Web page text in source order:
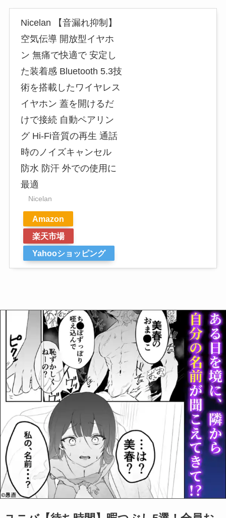
Nicelan 【音漏れ抑制】
空気伝導 開放型イヤホ
ン 無痛で快適で 安定し
た装着感 Bluetooth 5.3技
術を搭載したワイヤレス
イヤホン 蓋を開けるだ
けで接続 自動ペアリン
グ Hi-Fi音質の再生 通話
時のノイズキャンセル
防水 防汗 外での使用に
最適
Nicelan
Amazon
楽天市場
Yahooショッピング